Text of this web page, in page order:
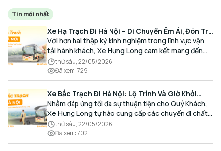
Tin mới nhất
Xe Hạ Trạch Đi Hà Nội – Di Chuyển Êm Ái, Đón Trả
Tận Nơi Cùng Xe Hưng Long
Với hơn hai thập kỷ kinh nghiệm trong lĩnh vực vận
tải hành khách, Xe Hưng Long cam kết mang đến
cho Quý Khách một hành trình di chuyển trọn vẹn,
thoải mái và đúng giờ.
thứ sáu, 22/05/2026
Đã xem:729
Xe Bắc Trạch Đi Hà Nội: Lộ Trình Và Giờ Khởi
Hành Cùng Xe Hưng Long
Nhằm đáp ứng tối đa sự thuận tiện cho Quý Khách,
Xe Hưng Long tự hào cung cấp các chuyến đi chất
lượng cao, an toàn với lịch trình linh hoạt mỗi ngày.
thứ sáu, 22/05/2026
Đã xem:702